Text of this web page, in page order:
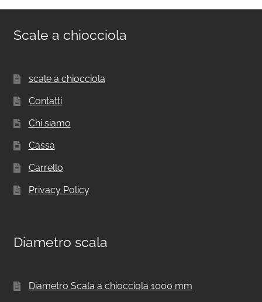
Scale a chiocciola
scale a chiocciola
Contatti
Chi siamo
Cassa
Carrello
Privacy Policy
Diametro scala
Diametro Scala a chiocciola 1000 mm